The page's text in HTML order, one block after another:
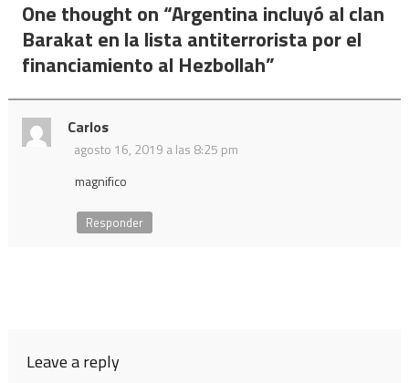
entradas
One thought on “Argentina incluyó al clan
Barakat en la lista antiterrorista por el
financiamiento al Hezbollah”
Carlos
agosto 16, 2019 a las 8:25 pm
magnifico
Responder
Leave a reply